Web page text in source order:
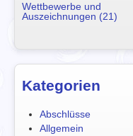
Wettbewerbe und
Auszeichnungen (21)
Kategorien
Abschlüsse
Allgemein